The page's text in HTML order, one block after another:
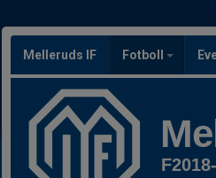
Melleruds IF Fotboll